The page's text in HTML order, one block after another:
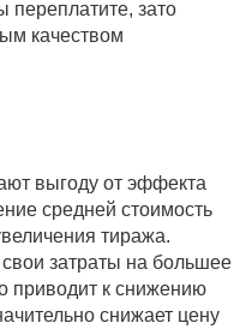
переплатите, зато
качеством
выгоду от эффекта
средней стоимость
тиража.
затраты на большее
приводит к снижению
снижает цену